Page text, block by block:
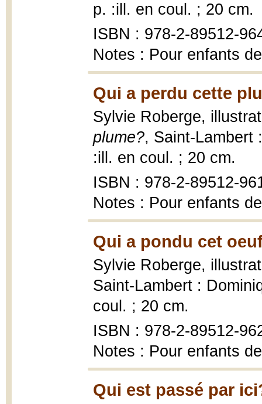
p. :ill. en coul. ; 20 cm.
ISBN : 978-2-89512-
Notes : Pour enfants
Qui a perdu cette
Sylvie Roberge,
plume?, Saint-Lambert
:ill. en coul. ; 20 cm.
ISBN : 978-2-89512-
Notes : Pour enfants
Qui a pondu cet
Sylvie Roberge,
Saint-Lambert :
coul. ; 20 cm.
ISBN : 978-2-89512-
Notes : Pour enfants
Qui est passé par